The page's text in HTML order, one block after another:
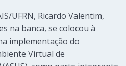
UFRN, Ricardo Valentim,
na banca, se colocou à
implementação do
Virtual de